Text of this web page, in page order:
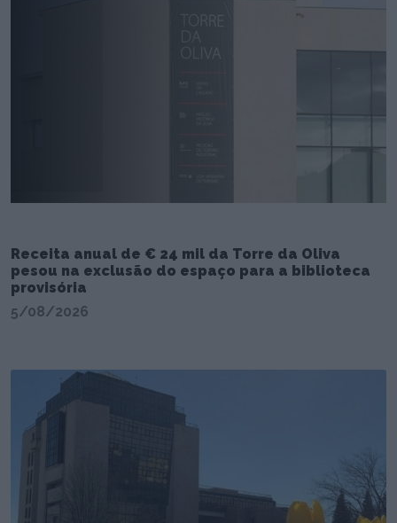
Receita anual de € 24 mil da Torre da Oliva
pesou na exclusão do espaço para a biblioteca
provisória
5/08/2026